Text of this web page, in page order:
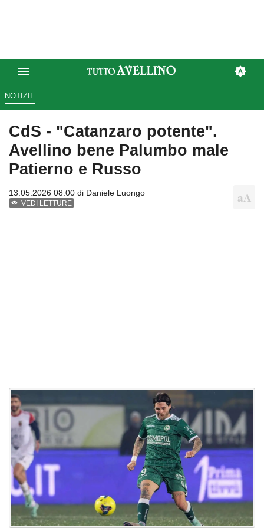
NOTIZIE
CdS - "Catanzaro potente".
Avellino bene Palumbo male
Patierno e Russo
13.05.2026 08:00 di Daniele Luongo
VEDI LETTURE